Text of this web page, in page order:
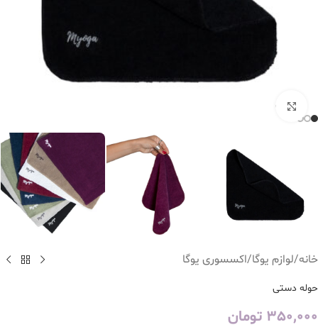
بزرگنمایی تصویر
خانه/لوازم یوگا/اکسسوری یوگا
حوله دستی
350,000 تومان